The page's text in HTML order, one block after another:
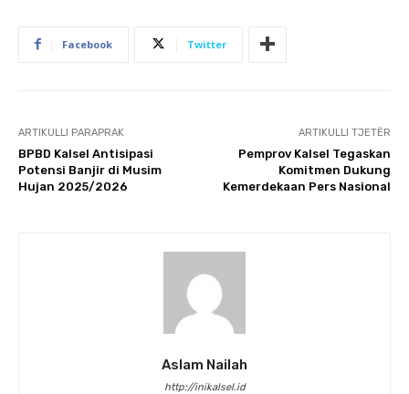
Facebook Twitter
ARTIKULLI PARAPRAK
BPBD Kalsel Antisipasi
Potensi Banjir di Musim
Hujan 2025/2026
ARTIKULLI TJETËR
Pemprov Kalsel Tegaskan
Komitmen Dukung
Kemerdekaan Pers Nasional
Aslam Nailah
http://inikalsel.id